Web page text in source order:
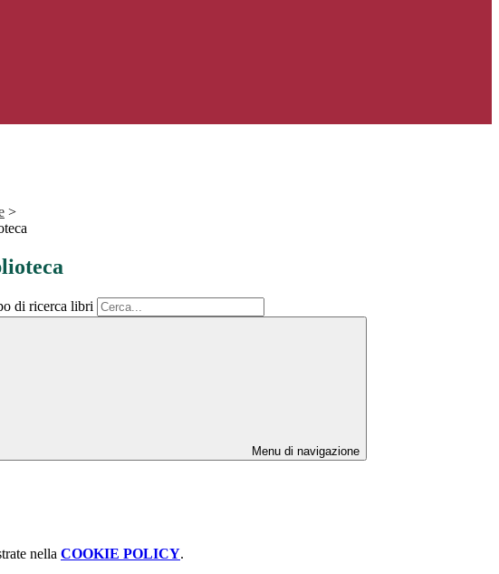
>
di ricerca libri
Menu di navigazione
nella COOKIE POLICY.